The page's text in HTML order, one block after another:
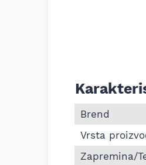
Informacije o
Brend
Vrsta
Zapremina/